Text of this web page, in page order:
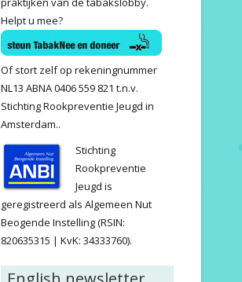
Helpt u mee?
Of stort zelf op rekeningnummer
NL13 ABNA 0406 559 821 t.n.v.
Stichting Rookpreventie Jeugd in
Amsterdam..
Stichting
Rookpreventie
Jeugd is
geregistreerd als Algemeen Nut
Beogende Instelling (RSIN:
820635315 | KvK: 34333760).